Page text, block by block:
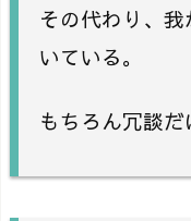
その代わり、
いている。
もちろん冗談だ